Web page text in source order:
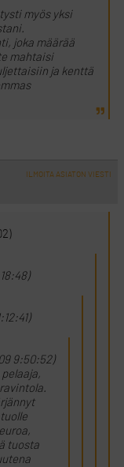
myös yksi
joka määrää
mahtaisi
ja kenttä
ILMOITA ASIATON VIESTI
9:50:52)
tuosta